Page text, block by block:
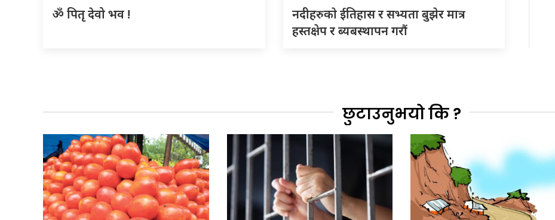
ॐ पितृ देवो भव !
नदीहरुकाे ईतिहास र सभ्यता बुझेर मात्र
हस्तक्षेप र ब्यबस्थापन गराैं
छुटाउनुभयो कि ?